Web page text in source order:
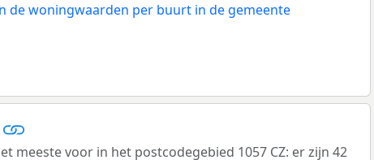
de woningwaarden per buurt in de gemeente
meeste voor in het postcodegebied 1057 CZ: er zijn 42